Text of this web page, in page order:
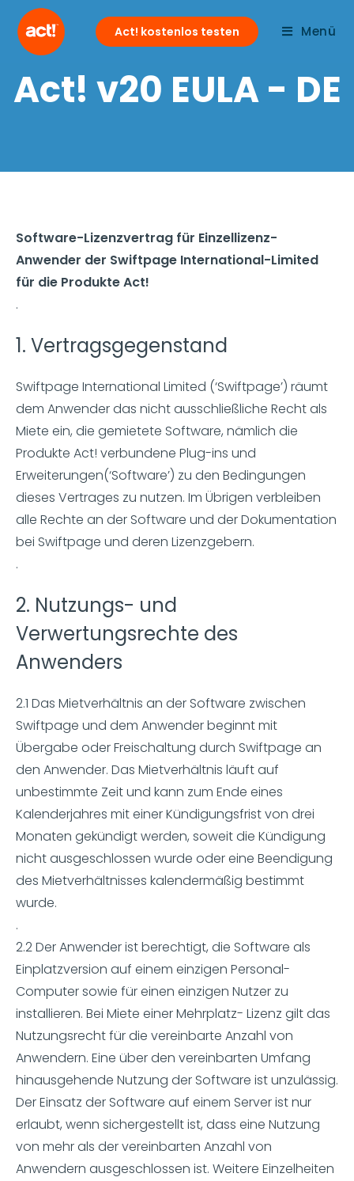
Menü
Act! kostenlos testen
Act! v20 EULA - DE
Software-Lizenzvertrag für Einzellizenz-
Anwender der Swiftpage International-Limited
für die Produkte Act!
.
1. Vertragsgegenstand
Swiftpage International Limited (‘Swiftpage’) räumt
dem Anwender das nicht ausschließliche Recht als
Miete ein, die gemietete Software, nämlich die
Produkte Act! verbundene Plug-ins und
Erweiterungen(‘Software’) zu den Bedingungen
dieses Vertrages zu nutzen. Im Übrigen verbleiben
alle Rechte an der Software und der Dokumentation
bei Swiftpage und deren Lizenzgebern.
.
2. Nutzungs- und
Verwertungsrechte des
Anwenders
2.1 Das Mietverhältnis an der Software zwischen
Swiftpage und dem Anwender beginnt mit
Übergabe oder Freischaltung durch Swiftpage an
den Anwender. Das Mietverhältnis läuft auf
unbestimmte Zeit und kann zum Ende eines
Kalenderjahres mit einer Kündigungsfrist von drei
Monaten gekündigt werden, soweit die Kündigung
nicht ausgeschlossen wurde oder eine Beendigung
des Mietverhältnisses kalendermäßig bestimmt
wurde.
.
2.2 Der Anwender ist berechtigt, die Software als
Einplatzversion auf einem einzigen Personal-
Computer sowie für einen einzigen Nutzer zu
installieren. Bei Miete einer Mehrplatz- Lizenz gilt das
Nutzungsrecht für die vereinbarte Anzahl von
Anwendern. Eine über den vereinbarten Umfang
hinausgehende Nutzung der Software ist unzulässig.
Der Einsatz der Software auf einem Server ist nur
erlaubt, wenn sichergestellt ist, dass eine Nutzung
von mehr als der vereinbarten Anzahl von
Anwendern ausgeschlossen ist. Weitere Einzelheiten